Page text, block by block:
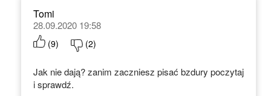
Tomi
28.09.2020 19:58
(9) (2)
Jak nie dają? zanim zaczniesz pisać bzdury poczytaj
i sprawdź.